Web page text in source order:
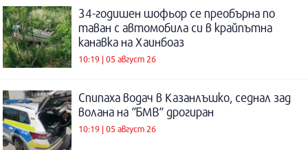
34-годишен шофьор се преобърна по
таван с автомобила си в крайпътна
канавка на Хаинбоаз
10:19 | 05 август 26
Спипаха водач в Казанлъшко, седнал зад
волана на “БМВ“ дрогиран
10:19 | 05 август 26